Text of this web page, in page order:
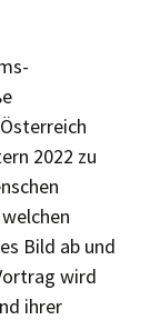
2022 zu
Bild ab und
wird
ihrer